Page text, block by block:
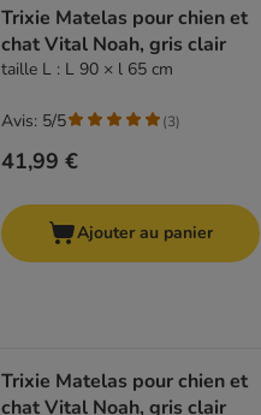
Trixie Matelas pour chien et
chat Vital Noah, gris clair
taille L : L 90 × l 65 cm
41,99 €
Avis: 5/5 (3)
Ajouter au panier
Trixie Matelas pour chien et
chat Vital Noah, gris clair